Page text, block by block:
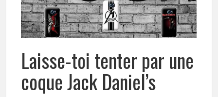
Laisse-toi tenter par une
coque Jack Daniel’s